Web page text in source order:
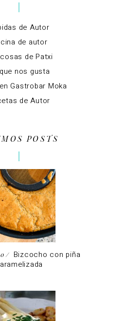
de Autor
de autor
de Patxi
nos gusta
Gastrobar Moka
de Autor
POSTS
Bizcocho con piña